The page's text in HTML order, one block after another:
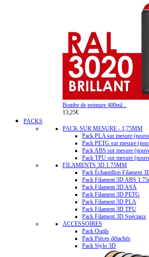
Bombe de peinture 400ml...
13,25€
PACKS
PACK SUR MESURE - 1,75MM
Pack PLA sur mesure
Pack PETG sur mesure
Pack ABS sur mesure
Pack TPU sur mesure
FILAMENTS 3D 1.75MM
Pack Échantillon Filament
Pack Filament 3D ABS
Pack Filament 3D ASA
Pack Filament 3D PETG
Pack Filament 3D PLA
Pack Filament 3D TPU
Pack Filament 3D Spéciaux
ACCESSOIRES
Pack Outils
Pack Pièces détachés
Pack Stylo 3D